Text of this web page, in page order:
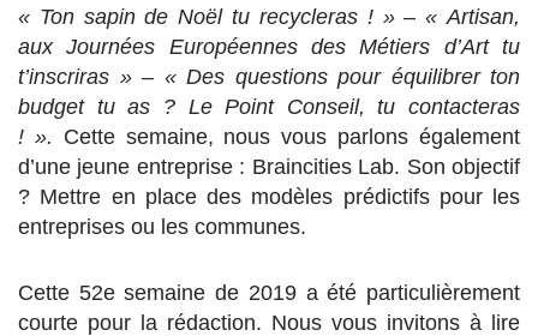
« Ton sapin de Noël tu recycleras ! »–« Artisan,
aux Journées Européennes des Métiers d’Art tu
t’inscriras » – « Des questions pour équilibrer ton
budget tu as ? Le Point Conseil, tu contacteras
! ». Cette semaine, nous vous parlons également
d’une jeune entreprise : Braincities Lab. Son objectif
? Mettre en place des modèles prédictifs pour les
entreprises ou les communes.
Cette 52e semaine de 2019 a été particulièrement
courte pour la rédaction. Nous vous invitons à lire